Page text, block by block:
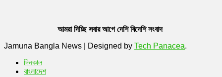
আমরা দিচ্ছি সবার আগে দেশি বিদেশি সংবাদ
Jamuna Bangla News
Designed by Tech Panacea.
দিনকাল
বাংলাদেশ